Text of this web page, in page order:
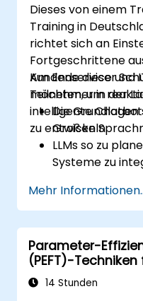
Dieses von einem
Training in
richtet sich an
Fortgeschrittene
Kundenservice und
möchten, um
intelligente
zu entwickeln.
Am Ende dieser
Teilnehmer in der
Die
Großen
LLMs so zu
Systeme zu
Die
Nutzererlebnis
zu verbessern.
Ethische
die Einhaltung
Standards
Mehr
Parameter-
(PEFT)-
Sprachmodelle
14 Stunden